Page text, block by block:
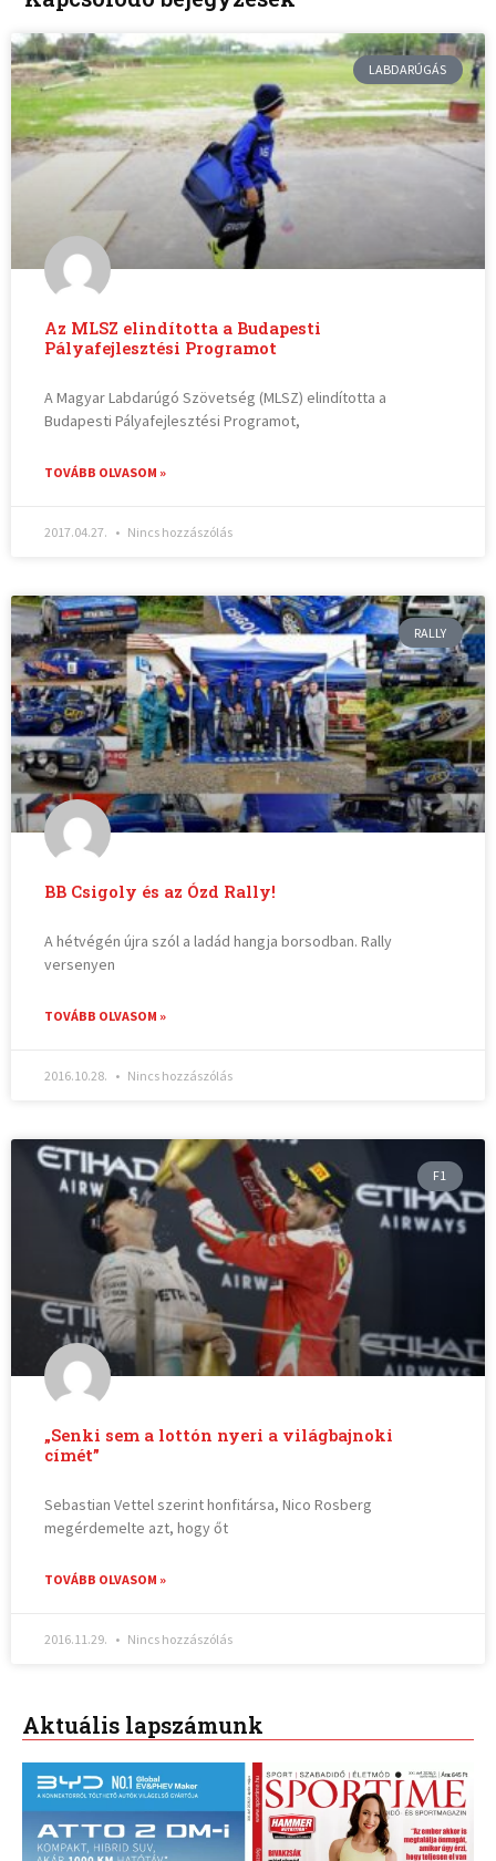
LABDARÚGÁS
Az MLSZ elindította a Budapesti
Pályafejlesztési Programot
A Magyar Labdarúgó Szövetség (MLSZ) elindította a
Budapesti Pályafejlesztési Programot,
TOVÁBB OLVASOM »
2017.04.27. Nincs hozzászólás
RALLY
BB Csigoly és az Ózd Rally!
A hétvégén újra szól a ladád hangja borsodban. Rally
versenyen
TOVÁBB OLVASOM »
2016.10.28. Nincs hozzászólás
F1
„Senki sem a lottón nyeri a világbajnoki
címét”
Sebastian Vettel szerint honfitársa, Nico Rosberg
megérdemelte azt, hogy őt
TOVÁBB OLVASOM »
2016.11.29. Nincs hozzászólás
Aktuális lapszámunk